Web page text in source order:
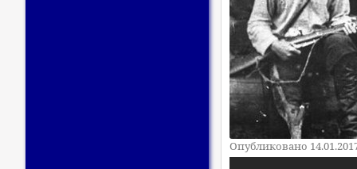
Опубликовано